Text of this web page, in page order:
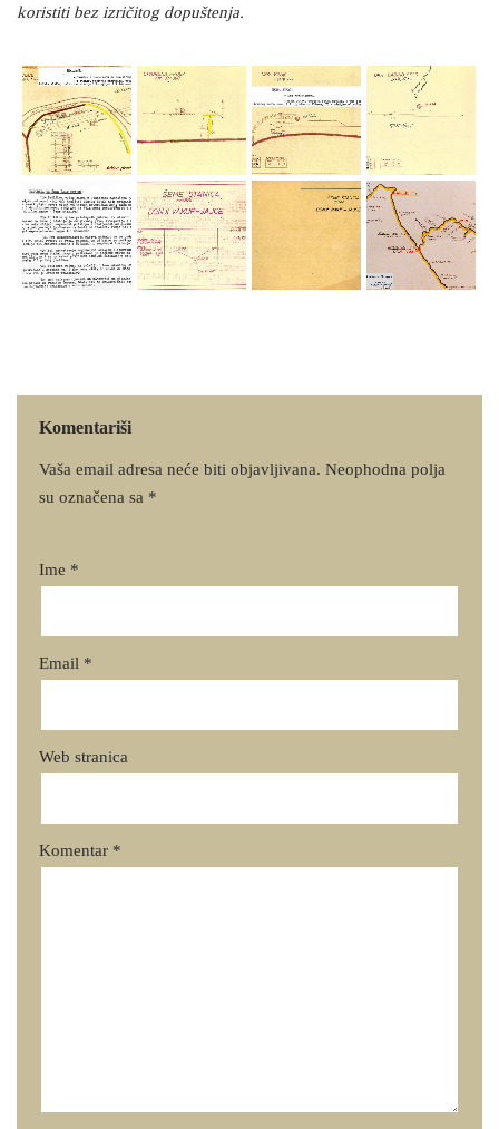
koristiti bez izričitog dopuštenja.
Komentariši
Vaša email adresa neće biti objavljivana. Neophodna polja
su označena sa *
Ime *
Email *
Web stranica
Komentar *